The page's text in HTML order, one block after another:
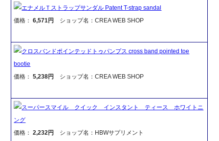
エナメルＴストラップサンダル Patent T-strap sandal
価格：6,571円 ショップ名：CREA WEB SHOP
クロスバンドポインテッドトゥパンプス cross band pointed toe
bootie
価格：5,238円 ショップ名：CREA WEB SHOP
スーパースマイル クイック インスタント ティース ホワイトニ
ング
価格：2,232円
ショップ名：HBWサプリメント